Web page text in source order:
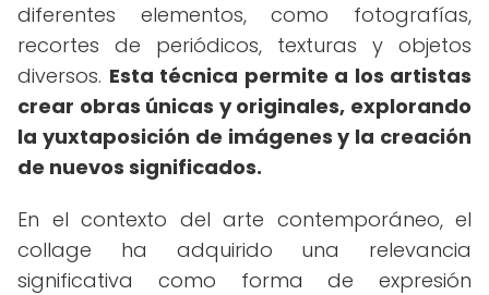
diferentes elementos, como fotografías,
recortes de periódicos, texturas y objetos
diversos. Esta técnica permite a los artistas
crear obras únicas y originales, explorando
la yuxtaposición de imágenes y la creación
de nuevos significados.
En el contexto del arte contemporáneo, el
collage ha adquirido una relevancia
significativa como forma de expresión